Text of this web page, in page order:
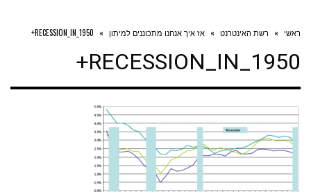
רשת האינטרנט » אז איך אנחנו מתכוננים למיתון »
RECESSION_IN_1950+